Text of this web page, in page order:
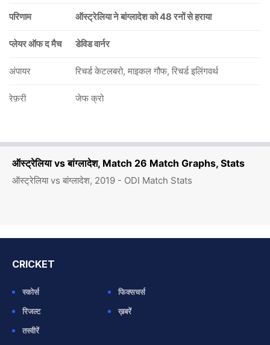
ऑस्ट्रेलिया vs बांग्लादेश, Match 26 Match Graphs, Stats
ऑस्ट्रेलिया vs बांग्लादेश, 2019 - ODI Match Stats
परिणाम ऑस्ट्रेलिया ने बांग्लादेश को 48 रनों से हराया
प्लेयर ऑफ द मैच डेविड वार्नर
अंपायर रिचर्ड केटलबरो, माइकल गौफ, रिचर्ड इलिंगवर्थ
रेफ़री जेफ क्रो
CRICKET
स्कोर्स
फिक्सचर्स
रिजल्ट
ख़बरें
तस्वीरें